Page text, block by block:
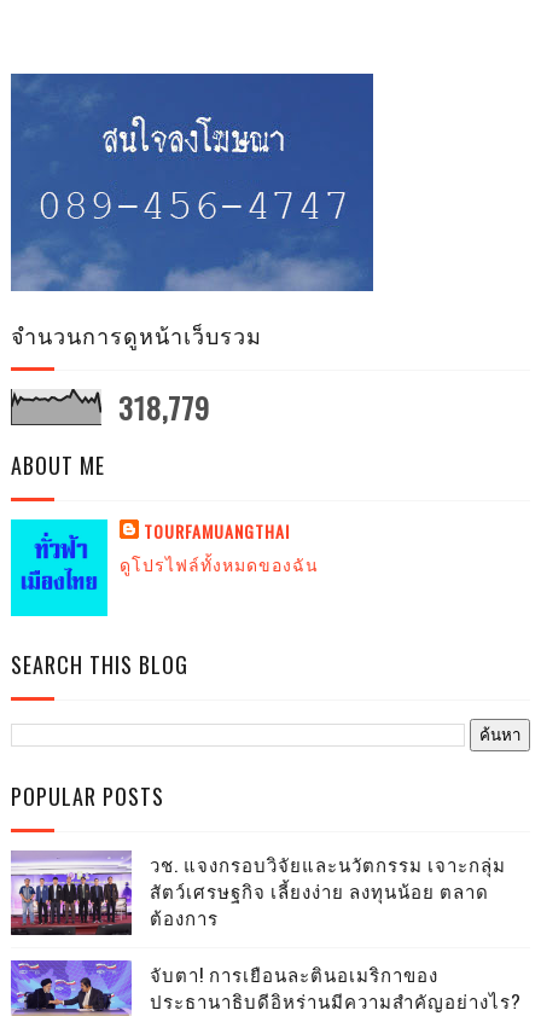
จำนวนการดูหน้าเว็บรวม
318,779
ABOUT ME
TOURFAMUANGTHAI
ดูโปรไฟล์ทั้งหมดของฉัน
SEARCH THIS BLOG
POPULAR POSTS
วช. แจงกรอบวิจัยและนวัตกรรม เจาะกลุ่ม
สัตว์เศรษฐกิจ เลี้ยงง่าย ลงทุนน้อย ตลาด
ต้องการ
จับตา! การเยือนละตินอเมริกาของ
ประธานาธิบดีอิหร่านมีความสำคัญอย่างไร?